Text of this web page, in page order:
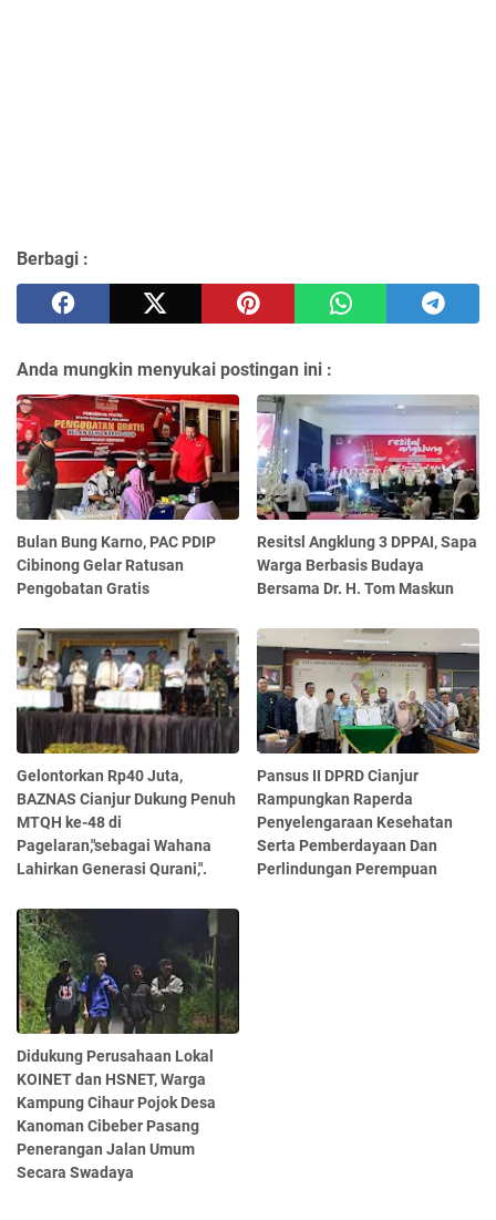
Berbagi :
Anda mungkin menyukai postingan ini :
Bulan Bung Karno, PAC PDIP
Cibinong Gelar Ratusan
Pengobatan Gratis
Resitsl Angklung 3 DPPAI, Sapa
Warga Berbasis Budaya
Bersama Dr. H. Tom Maskun
Gelontorkan Rp40 Juta,
BAZNAS Cianjur Dukung Penuh
MTQH ke-48 di
Pagelaran,"sebagai Wahana
Lahirkan Generasi Qurani,".
Pansus II DPRD Cianjur
Rampungkan Raperda
Penyelengaraan Kesehatan
Serta Pemberdayaan Dan
Perlindungan Perempuan
Didukung Perusahaan Lokal
KOINET dan HSNET, Warga
Kampung Cihaur Pojok Desa
Kanoman Cibeber Pasang
Penerangan Jalan Umum
Secara Swadaya